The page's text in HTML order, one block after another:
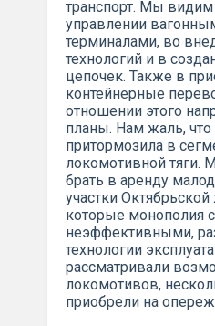
транспорт. Мы
управлении
терминалами, во
технологий и в
цепочек. Также в
контейнерные
отношении этого
планы. Нам жаль,
притормозила в
локомотивной тяги.
брать в аренду
участки
которые монополия
неэффективными,
технологии
рассматривали
локомотивов,
приобрели на